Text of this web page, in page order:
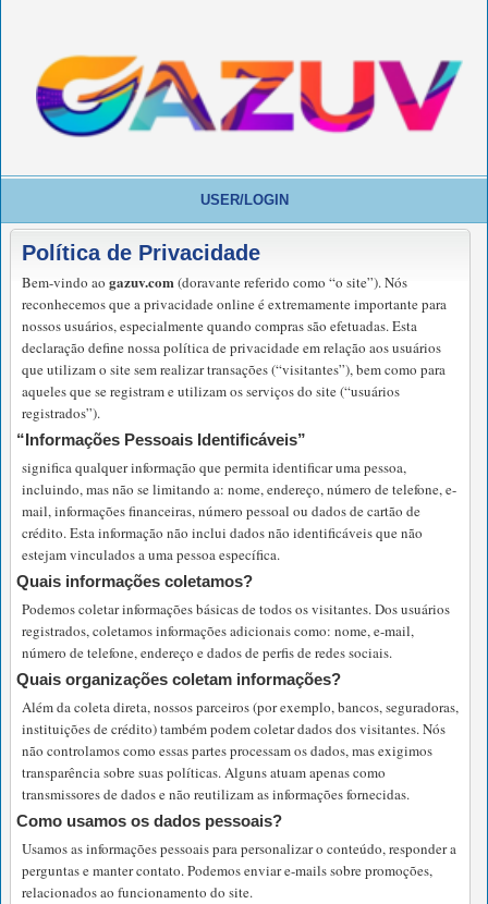
USER/LOGIN
Política de Privacidade
Bem-vindo ao gazuv.com(doravante referido como “o site”). Nós
reconhecemos que a privacidade online é extremamente importante para
nossos usuários, especialmente quando compras são efetuadas. Esta
declaração define nossa política de privacidade em relação aos usuários
que utilizam o site sem realizar transações (“visitantes”), bem como para
aqueles que se registram e utilizam os serviços do site (“usuários
registrados”).
“Informações Pessoais Identificáveis”
significa qualquer informação que permita identificar uma pessoa,
incluindo, mas não se limitando a: nome, endereço, número de telefone, e-
mail, informações financeiras, número pessoal ou dados de cartão de
crédito. Esta informação não inclui dados não identificáveis que não
estejam vinculados a uma pessoa específica.
Quais informações coletamos?
Podemos coletar informações básicas de todos os visitantes. Dos usuários
registrados, coletamos informações adicionais como: nome, e-mail,
número de telefone, endereço e dados de perfis de redes sociais.
Quais organizações coletam informações?
Além da coleta direta, nossos parceiros (por exemplo, bancos, seguradoras,
instituições de crédito) também podem coletar dados dos visitantes. Nós
não controlamos como essas partes processam os dados, mas exigimos
transparência sobre suas políticas. Alguns atuam apenas como
transmissores de dados e não reutilizam as informações fornecidas.
Como usamos os dados pessoais?
Usamos as informações pessoais para personalizar o conteúdo, responder a
perguntas e manter contato. Podemos enviar e-mails sobre promoções,
relacionados ao funcionamento do site.